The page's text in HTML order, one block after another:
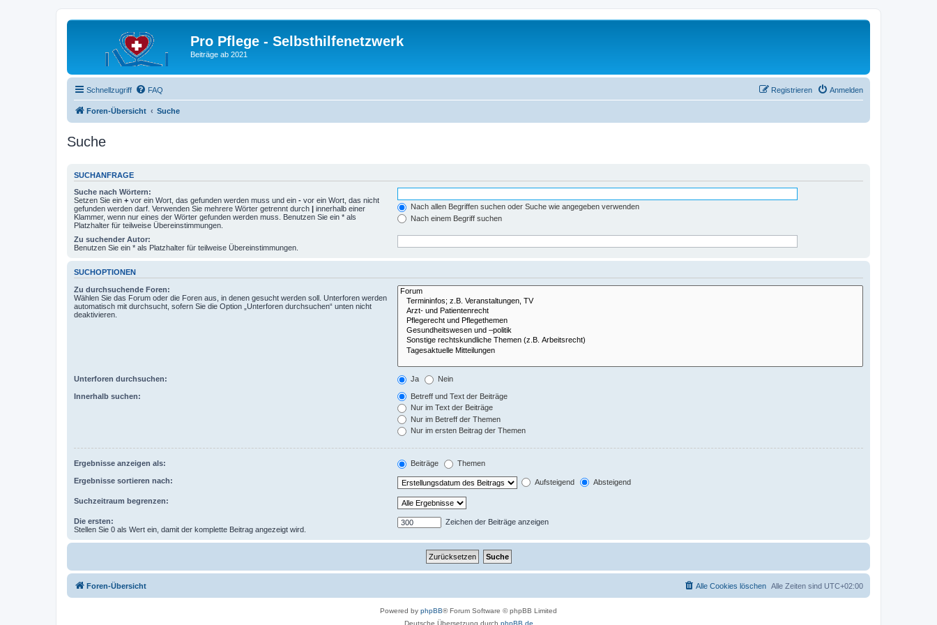
Pro Pflege - Selbsthilfenetzwerk
Beiträge ab 2021
Schnellzugriff FAQ Anmelden
Registrieren
Foren-Übersicht Suche
Suche
SUCHANFRAGE
Suche nach Wörtern:
Setzen Sie ein + vor ein Wort, das gefunden werden muss und ein - vor ein Wort, das nicht
gefunden werden darf. Verwenden Sie mehrere Wörter getrennt durch | innerhalb einer
Klammer, wenn nur eines der Wörter gefunden werden muss. Benutzen Sie ein * als
Platzhalter für teilweise Übereinstimmungen.
Nach allen Begriffen suchen oder Suche wie angegeben verwenden
Nach einem Begriff suchen
Zu suchender Autor:
Benutzen Sie ein * als Platzhalter für teilweise Übereinstimmungen.
SUCHOPTIONEN
Zu durchsuchende Foren:
Wählen Sie das Forum oder die Foren aus, in denen gesucht werden soll. Unterforen werden
automatisch mit durchsucht, sofern Sie die Option „Unterforen durchsuchen“ unten nicht
deaktivieren.
Unterforen durchsuchen: Ja Nein
Innerhalb suchen:
Betreff und Text der Beiträge
Nur im Text der Beiträge
Nur im Betreff der Themen
Nur im ersten Beitrag der Themen
Ergebnisse anzeigen als: Beiträge Themen
Ergebnisse sortieren nach: Aufsteigend Absteigend
Suchzeitraum begrenzen:
Die ersten:
Stellen Sie 0 als Wert ein, damit der komplette Beitrag angezeigt wird.
Zeichen der Beiträge anzeigen
Foren-Übersicht Alle Zeiten sind UTC+02:00
Alle Cookies löschen
Powered by phpBB® Forum Software © phpBB Limited
Deutsche Übersetzung durch phpBB.de